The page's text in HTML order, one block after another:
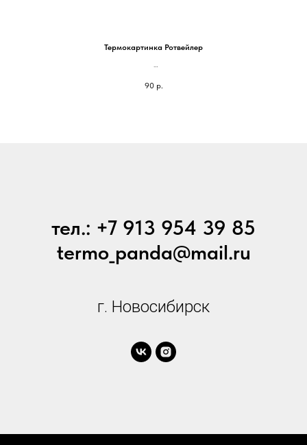
Термокартинка Ротвейлер
На паспорт 75*65мм - 60 руб
90 р.
тел.: +7 913 954 39 85
termo_panda@mail.ru
г. Новосибирск